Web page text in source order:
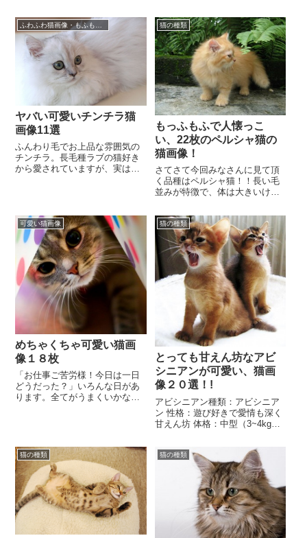
い子猫ちゃん、風景に見えて実
は猫壁紙、リラックス...
も吹っ飛びますよね！だけど近
くに猫カフェがない！...
ヤバい可愛いチンチラ猫
画像11選
ふんわり毛でお上品な雰囲気の
チンチラ。長毛種ラブの猫好き
から愛されていますが、実はチ
猫の種類
もっふもふで人懐っこ
い、22枚のペルシャ猫の
猫画像！
さてさて今回みなさんに見て頂
く品種はペルシャ猫！！長い毛
並みが特徴で、体は大きいけど
愛らしい格好のペルシャ猫を今
回22種類の画像でみ...
可愛い猫画像
めちゃくちゃ可愛い猫画
像１８枚
「お仕事ご苦労様！今日は一日
どうだった？」いろんな日があ
ります。全てがうまくいかない
猫の種類
とっても甘えん坊なアビ
シニアンが可愛い、猫画
像２０選！!
アビシニアン種類：アビシニア
ン 性格：遊び好きで愛情も深く
甘えん坊 体格：中型（3~4kg）
ー・フォーン・シルバー 運動
量：ハンター...
猫の種類 猫の種類